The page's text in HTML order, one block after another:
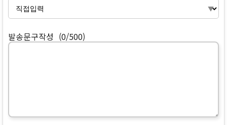
발송문구작성 (0/500)